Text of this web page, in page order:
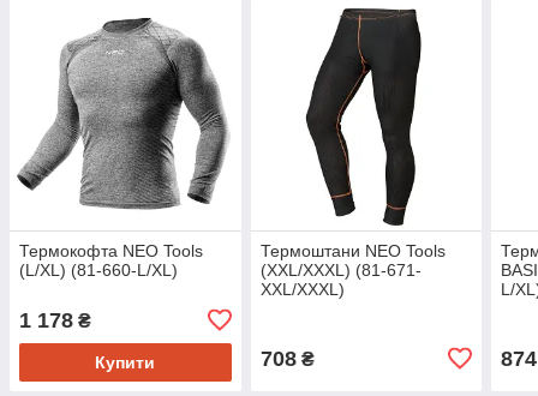
Термокофта NEO Tools
(L/XL) (81-660-L/XL)
1 178 ₴
Купити
Термоштани NEO Tools
(XXL/XXXL) (81-671-
XXL/XXXL)
708₴
L/
874